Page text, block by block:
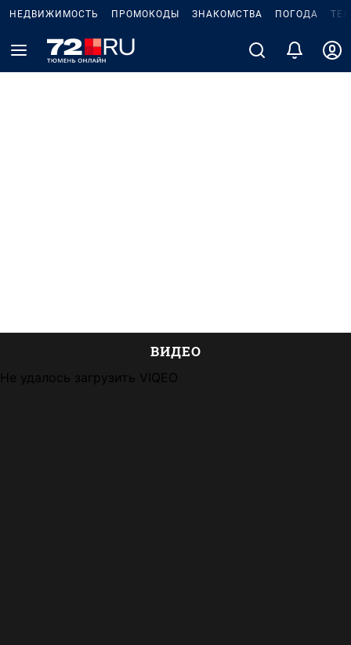
НЕДВИЖИМОСТЬ ПРОМОКОДЫ ЗНАКОМСТВА ПОГОДА
ВИДЕО
Не удалось загрузить VIQEO